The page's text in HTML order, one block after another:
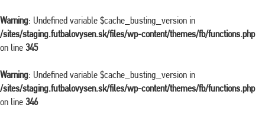
Warning: Undefined variable $cache_busting_version in
/sites/staging.futbalovysen.sk/files/wp-content/themes/fb/functions.php
on line 345
Warning: Undefined variable $cache_busting_version in
/sites/staging.futbalovysen.sk/files/wp-content/themes/fb/functions.php
on line 346